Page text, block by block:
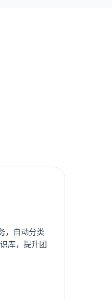
，自动分类
库，提升团